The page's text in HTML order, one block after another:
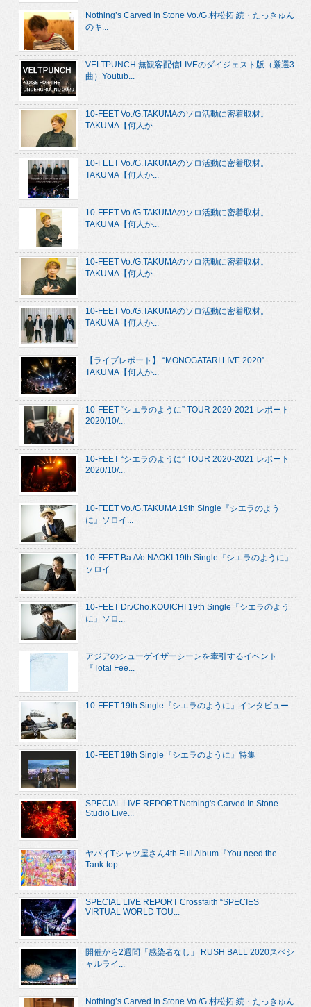
Nothing’s Carved In Stone Vo./G.村松拓 続・たっきゅん
のキ...
VELTPUNCH 無観客配信LIVEのダイジェスト版（厳選3
曲）Youtub...
10-FEET Vo./G.TAKUMAのソロ活動に密着取材。
TAKUMA【何人か...
10-FEET Vo./G.TAKUMAのソロ活動に密着取材。
TAKUMA【何人か...
10-FEET Vo./G.TAKUMAのソロ活動に密着取材。
TAKUMA【何人か...
10-FEET Vo./G.TAKUMAのソロ活動に密着取材。
TAKUMA【何人か...
10-FEET Vo./G.TAKUMAのソロ活動に密着取材。
TAKUMA【何人か...
【ライブレポート】 “MONOGATARI LIVE 2020”
TAKUMA【何人か...
10-FEET “シエラのように” TOUR 2020-2021 レポート
2020/10/...
10-FEET “シエラのように” TOUR 2020-2021 レポート
2020/10/...
10-FEET Vo./G.TAKUMA 19th Single『シエラのよう
に』ソロイ...
10-FEET Ba./Vo.NAOKI 19th Single『シエラのように』
ソロイ...
10-FEET Dr./Cho.KOUICHI 19th Single『シエラのよう
に』ソロ...
アジアのシューゲイザーシーンを牽引するイベント
『Total Fee...
10-FEET 19th Single『シエラのように』インタビュー
10-FEET 19th Single『シエラのように』特集
SPECIAL LIVE REPORT Nothing's Carved In Stone
Studio Live...
ヤバイTシャツ屋さん4th Full Album『You need the
Tank-top...
SPECIAL LIVE REPORT Crossfaith “SPECIES
VIRTUAL WORLD TOU...
開催から2週間「感染者なし」 RUSH BALL 2020スペシ
ャルライ...
Nothing’s Carved In Stone Vo./G.村松拓 続・たっきゅん